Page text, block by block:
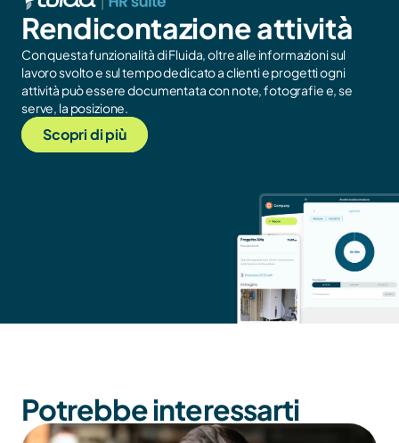
Rendicontazione attività
Con questa funzionalità di Fluida, oltre alle informazioni sul
lavoro svolto e sul tempo dedicato a clienti e progetti ogni
attività può essere documentata con note, fotografie e, se
serve, la posizione.
Scopri di più
Potrebbe interessarti